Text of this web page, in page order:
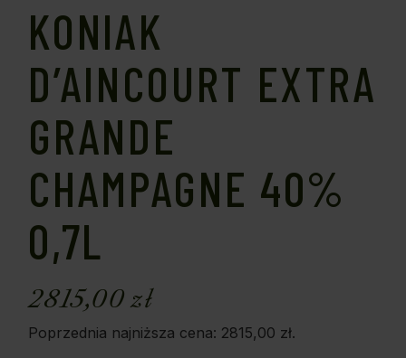
KONIAK
D’AINCOURT EXTRA
GRANDE
CHAMPAGNE 40%
0,7L
2815,00zł
Poprzednia najniższa cena: 2815,00 zł.